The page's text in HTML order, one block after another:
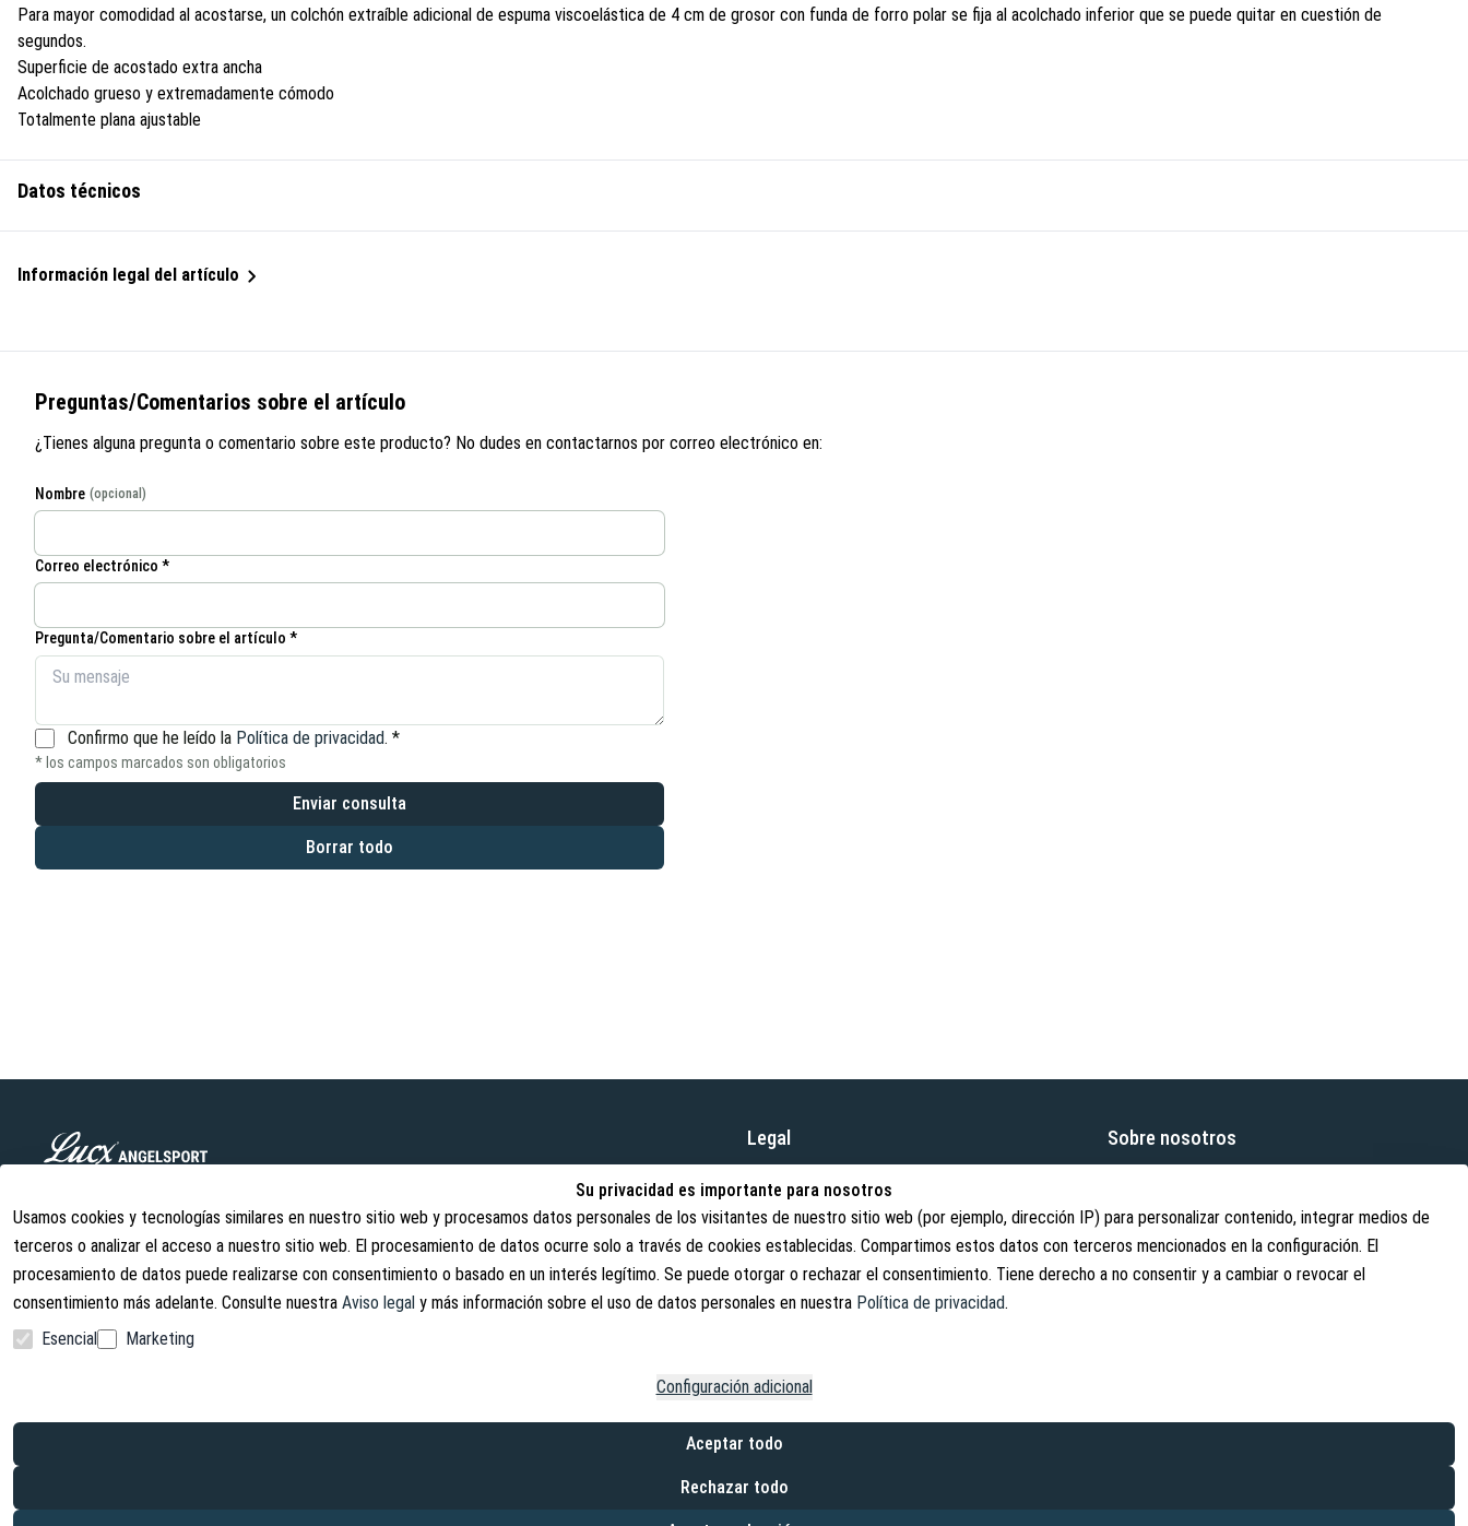
Para mayor comodidad al acostarse, un colchón extraíble adicional de espuma viscoelástica de 4 cm de grosor con funda de forro polar se fija al acolchado inferior que se puede quitar en cuestión de
segundos.
Superficie de acostado extra ancha
Acolchado grueso y extremadamente cómodo
Totalmente plana ajustable
Datos técnicos
Información legal del artículo
Preguntas/Comentarios sobre el artículo
¿Tienes alguna pregunta o comentario sobre este producto? No dudes en contactarnos por correo electrónico en:
Nombre (opcional)
Correo electrónico *
Pregunta/Comentario sobre el artículo *
Confirmo que he leído la Política de privacidad. *
* los campos marcados son obligatorios
Borrar todo
Enviar consulta
Su privacidad es importante para nosotros
Usamos cookies y tecnologías similares en nuestro sitio web y procesamos datos personales de los visitantes de nuestro sitio web (por ejemplo, dirección IP) para personalizar contenido, integrar medios de
terceros o analizar el acceso a nuestro sitio web. El procesamiento de datos ocurre solo a través de cookies establecidas. Compartimos estos datos con terceros mencionados en la configuración. El
procesamiento de datos puede realizarse con consentimiento o basado en un interés legítimo. Se puede otorgar o rechazar el consentimiento. Tiene derecho a no consentir y a cambiar o revocar el
consentimiento más adelante. Consulte nuestra Aviso legal y más información sobre el uso de datos personales en nuestra Política de privacidad.
Esencial
Marketing
Configuración adicional
Aceptar todo
Rechazar todo
Lucx Angelsport GmbH es una empresa joven especializada en la fabricación y distribución de
accesorios de pesca. Ofrecemos productos de alta calidad a precios justos y nuestra gama
de productos se desarrolla continuamente.
info@lust-aufs-angeln.de
Legal
Derechos de cancelación
Revocar contrato
Sobre nosotros
Contacto
Información de envío
Copyright © 2026. Lucx Angelsport GmbH
* IVA incluido, más gastos de envío
*² Ahorros en comparación con el precio de venta recomendado por el fabricante (PVPR)
*³ Después de recibir el pago dentro de Alemania, solo para clientes finales